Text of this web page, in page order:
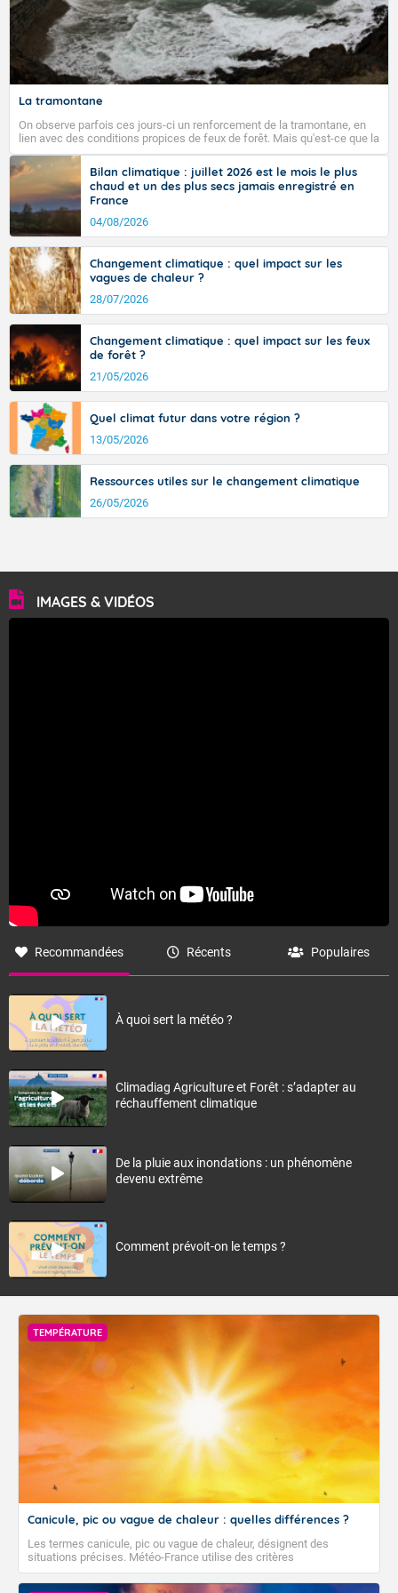
La tramontane
On observe parfois ces jours-ci un renforcement de la tramontane, en
lien avec des conditions propices de feux de forêt. Mais qu'est-ce que la
tramontane ? Quelles sont ses caractéristiques ? La tramontane est un
vent turbulent soufflant de secteur nord-ouest à nord, ou ouest à nord-
ouest, dans un secteur qui part du Roussillon à la vallée de l’Aude et à
l’ouest de l’Hérault. L’étymologie de ce vent vient du latin trasmontanus,
signifiant au-delà des monts, en allusion aux régions montagneuses
d’où provient ce vent.
Bilan climatique : juillet 2026 est le mois le plus
chaud et un des plus secs jamais enregistré en
France
04/08/2026
Changement climatique : quel impact sur les
vagues de chaleur ?
28/07/2026
Changement climatique : quel impact sur les feux
de forêt ?
21/05/2026
Quel climat futur dans votre région ?
13/05/2026
Ressources utiles sur le changement climatique
26/05/2026
IMAGES & VIDÉOS
Recommandées Récents Populaires
À quoi sert la météo ?
Climadiag Agriculture et Forêt : s’adapter au
réchauffement climatique
De la pluie aux inondations : un phénomène
devenu extrême
Comment prévoit-on le temps ?
TEMPÉRATURE
Canicule, pic ou vague de chaleur : quelles différences ?
Les termes canicule, pic ou vague de chaleur, désignent des
situations précises. Météo-France utilise des critères
climatologiques pour évaluer et qualifier les épisodes de chaleur qui
peuvent avoir des impacts sanitaires et socio-économiques